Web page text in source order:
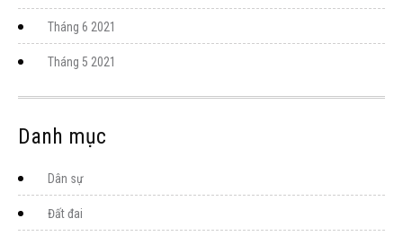
Tháng 6 2021
Tháng 5 2021
Danh mục
Dân sự
Đất đai